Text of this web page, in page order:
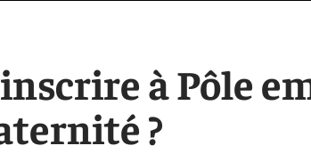
à Pôle
?